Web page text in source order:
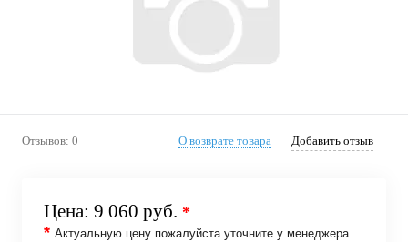
Отзывов: 0 О возврате товара Добавить отзыв
Цена: 9 060 руб. *
* Актуальную цену пожалуйста уточните у менеджера